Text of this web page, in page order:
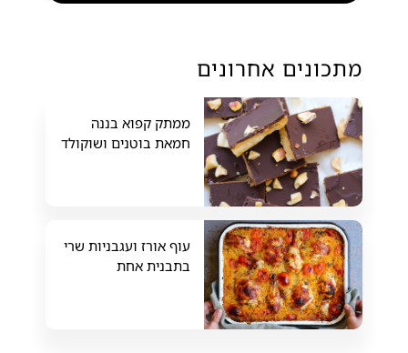
מתכונים אחרונים
ממתק קפוא בננה
חמאת בוטנים ושוקולד
עוף אורז ועגבניות שרי
בתבנית אחת